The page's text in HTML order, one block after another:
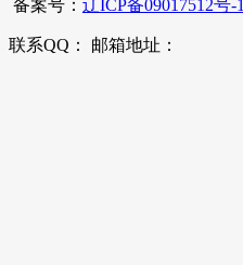
备案号： 辽ICP备09017512号-1
联系QQ： 邮箱地址：